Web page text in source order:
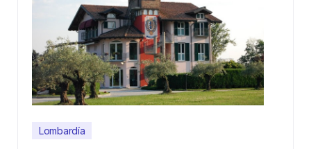
Lombardía